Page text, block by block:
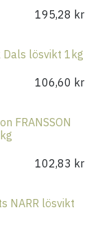
195,28 kr
Dals lösvikt 1kg
106,60 kr
FRANSSON
102,83 kr
NARR lösvikt